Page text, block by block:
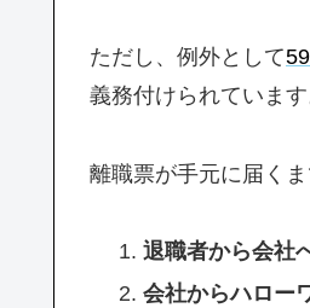
ただし、例外として
義務付けられていま
離職票が手元に届く
退職者から会社
会社からハロー